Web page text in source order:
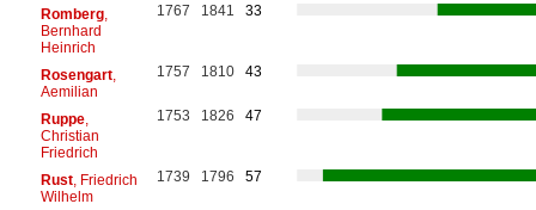
Romberg,
Bernhard
Heinrich
1767 1841 33
Rosengart,
Aemilian
1757 1810 43
Ruppe,
Christian
Friedrich
1753 1826 47
Rust, Friedrich
Wilhelm
1739 1796 57